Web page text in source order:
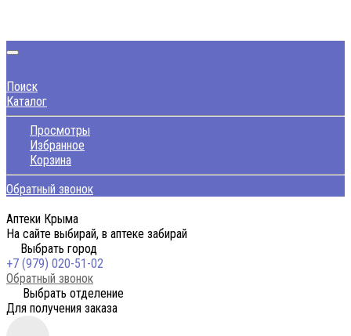
Поиск
Каталог
Просмотры
Избранное
Корзина
Обратный звонок
Аптеки Крыма
На сайте выбирай, в аптеке забирай
Выбрать город
+7 (979) 020-51-02
Обратный звонок
Выбрать отделение
Для получения заказа